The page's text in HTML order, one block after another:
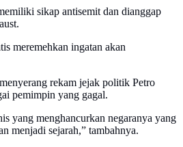
sikap antisemit dan dianggap
meremehkan ingatan akan
rekam jejak politik Petro
pemimpin yang gagal.
yang menghancurkan negaranya yang
menjadi sejarah,” tambahnya.